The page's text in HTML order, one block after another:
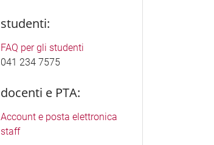
studenti:
FAQ per gli studenti
041 234 7575
docenti e PTA:
Account e posta elettronica
staff